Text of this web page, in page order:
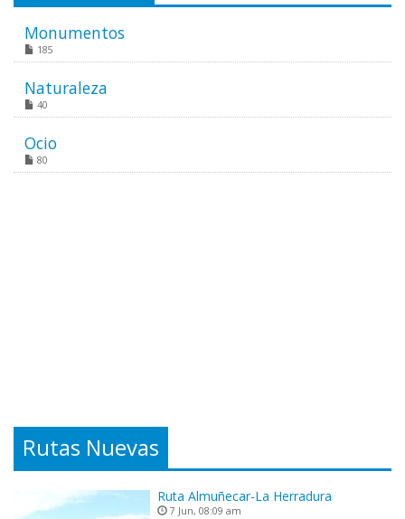
Monumentos
185
Naturaleza
40
Ocio
80
Rutas Nuevas
Ruta Almuñecar-La Herradura
7 Jun, 08:09 am